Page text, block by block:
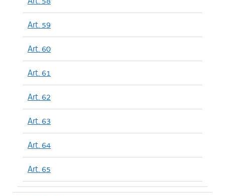
Art. 59
Art. 60
Art. 61
Art. 62
Art. 63
Art. 64
Art. 65